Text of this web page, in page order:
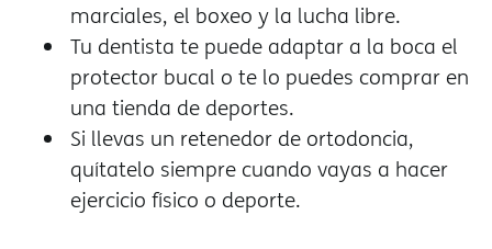
marciales, el boxeo y la lucha libre.
Tu dentista te puede adaptar a la boca el
protector bucal o te lo puedes comprar en
una tienda de deportes.
Si llevas un retenedor de ortodoncia,
quítatelo siempre cuando vayas a hacer
ejercicio físico o deporte.